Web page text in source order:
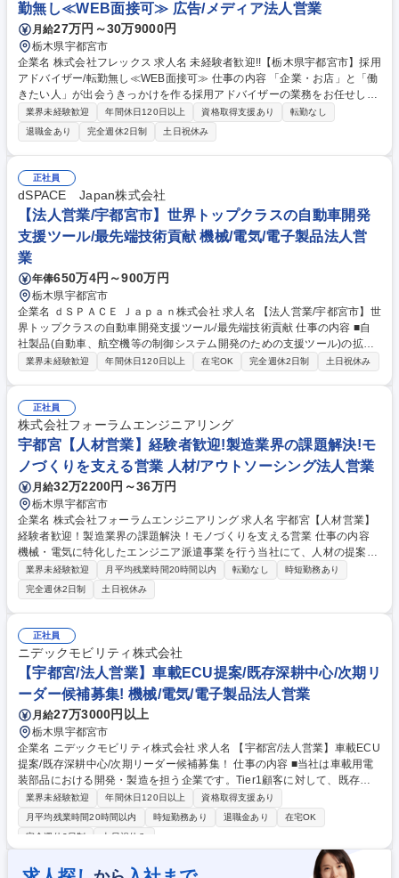
勤無し≪WEB面接可≫ 広告/メディア法人営業
月給27万円～30万9000円
栃木県宇都宮市
企業名 株式会社フレックス 求人名 未経験者歓迎!!【栃木県宇都宮市】採用
アドバイザー/転勤無し≪WEB面接可≫ 仕事の内容 「企業・お店」と「働
きたい人」が出会うきっかけを作る採用アドバイザーの業務をお任せしま
す。採用を考えている企業に対し、採用の悩みを聞いて、その解決策を考
えて提案する仕事です。 ＜業務の流れ＞■採用のヒアリング：当社と取引
のない企業・お店にお電話し、採用担当者(人事の方や社長など)から人材
採用の計画や悩みをお聞きします。■求人掲載のご案内：ヒアリングした
内容をもとに求人掲載をご案内します。■採用に向けたサポート対応：1社
につき月1回の定期連絡/採用担当者からの質問や相談の対応/求人の改善提
案・アドバイス 募集職種 未経験者歓迎!!【栃木県宇都宮市】採用アドバイ
ザー/転勤無し≪WEB面接可≫
業界未経験歓迎 年間休日120日以上 資格取得支援あり
転勤なし
退職金あり
完全週休2日制 土日祝休み
正社員
dSPACE Japan株式会社
【法人営業/宇都宮市】世界トップクラスの自動車開発
支援ツール/最先端技術貢献 機械/電気/電子製品法人営
業
年俸650万4円～900万円
栃木県宇都宮市
企業名 ｄＳＰＡＣＥ Ｊａｐａｎ株式会社 求人名 【法人営業/宇都宮市】世
界トップクラスの自動車開発支援ツール/最先端技術貢献 仕事の内容 ■自
社製品(自動車、航空機等の制御システム開発のための支援ツール)の拡
販、導入活動を担当。価格ではなく、世界一の製品力を武器に営業活動を
対し、営業活動を行います。どのような開発かを把握し、シュミレーショ
ンでどのような数値を得たいかをヒアリングし、開発上の顧客課題を把
握。その後セールスエンジニアとともに技術仕様を決定し、価格交渉、納
期管理を行います。 【ミッション】顧客の開発を支援し、長期にわたる関
係構築をすること。 募集職種 【法人営業/宇都宮市】世界トップクラスの
自動車開発支援ツール/最先端技術貢献
業界未経験歓迎 年間休日120日以上 在宅OK 完全週休2日制 土日祝休み
正社員
株式会社フォーラムエンジニアリング
宇都宮【人材営業】経験者歓迎!製造業界の課題解決!モ
ノづくりを支える営業 人材/アウトソーシング法人営業
月給32万2200円～36万円
栃木県宇都宮市
企業名 株式会社フォーラムエンジニアリング 求人名 宇都宮【人材営業】
経験者歓迎！製造業界の課題解決！モノづくりを支える営業 仕事の内容
機械・電気に特化したエンジニア派遣事業を行う当社にて、人材の提案営
業をお任せいたします。目標はチーム単位で設定しており、一人一人は
日々の行動目標を持ちながら営業活動していただくのが弊社の特徴です。
【詳細】担当いただくのは、既存の大手顧客。部署、部門ごとに採用予算
を持っている企業が多いため、日々のやり取りから、新設部門などの情報
をキャッチアップし、部門長に提案といった横に広げていく営業です。 ◆
1日のイメージ：午前中は社内からメールや電話で人材提案、午後は営業
車で1日1.2社程度訪問 ◆営業未経験から活躍中の社員多数！営業の基礎か
らしっかり身に着けられます。 募集職種 宇都宮【人材営業】経験者歓
迎！製造業界の課題解決！モノづくりを支える営業
業界未経験歓迎 月平均残業時間20時間以内 転勤なし
時短勤務あり
完全週休2日制
土日祝休み
正社員
ニデックモビリティ株式会社
【宇都宮/法人営業】車載ECU提案/既存深耕中心/次期リ
ーダー候補募集! 機械/電気/電子製品法人営業
月給27万3000円以上
栃木県宇都宮市
企業名 ニデックモビリティ株式会社 求人名 【宇都宮/法人営業】車載ECU
提案/既存深耕中心/次期リーダー候補募集！ 仕事の内容 ■当社は車載用電
装部品における開発・製造を担う企業です。Tier1顧客に対して、既存関
係をベースに製品提案から納品まで幅広く対応する営業職をお任せしま
す。 【詳細】■Tier1顧客向けに、車載用ECU等の提案営業をお任せしま
す。■担当顧客数は3～10社程度で、製品立ち上げから納品、量産後のフ
合による業務量拡大に伴い次期リーダー候補の採用を進めています。■経
業界未経験歓迎 年間休日120日以上
資格取得支援あり
月平均残業時間20時間以内
時短勤務あり 退職金あり
在宅OK
完全週休2日制
土日祝休み